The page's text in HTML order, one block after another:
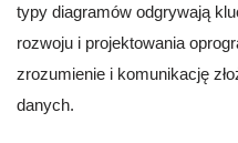
typy diagramów odgrywają
rozwoju i projektowania
zrozumienie i komunikację
danych.